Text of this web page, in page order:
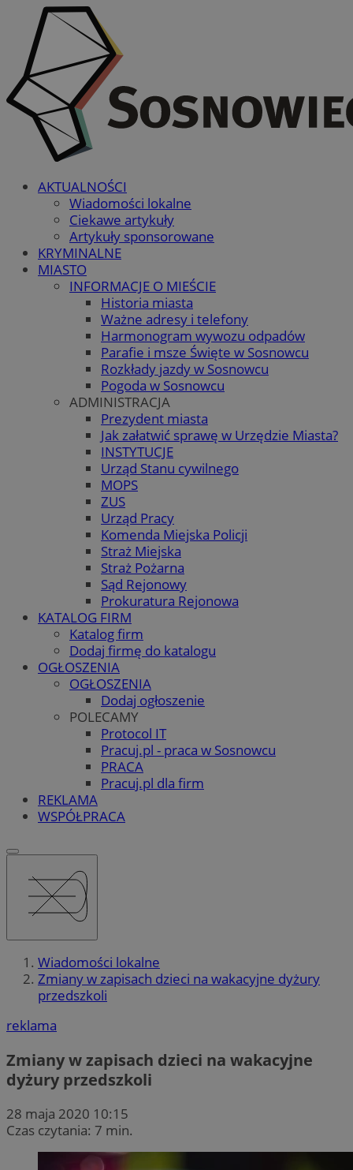
AKTUALNOŚCI
Wiadomości lokalne
Ciekawe artykuły
Artykuły sponsorowane
KRYMINALNE
MIASTO
INFORMACJE O MIEŚCIE
Historia miasta
Ważne adresy i telefony
Harmonogram wywozu odpadów
Parafie i msze Święte w Sosnowcu
Rozkłady jazdy w Sosnowcu
Pogoda w Sosnowcu
ADMINISTRACJA
Prezydent miasta
Jak załatwić sprawę w Urzędzie Miasta?
INSTYTUCJE
Urząd Stanu cywilnego
MOPS
ZUS
Urząd Pracy
Komenda Miejska Policji
Straż Miejska
Straż Pożarna
Sąd Rejonowy
Prokuratura Rejonowa
KATALOG FIRM
Katalog firm
Dodaj firmę do katalogu
OGŁOSZENIA
OGŁOSZENIA
Dodaj ogłoszenie
POLECAMY
Protocol IT
Pracuj.pl - praca w Sosnowcu
PRACA
Pracuj.pl dla firm
REKLAMA
WSPÓŁPRACA
Wiadomości lokalne
Zmiany w zapisach dzieci na wakacyjne dyżury
przedszkoli
reklama
Zmiany w zapisach dzieci na wakacyjne
dyżury przedszkoli
28 maja 2020 10:15
Czas czytania: 7 min.